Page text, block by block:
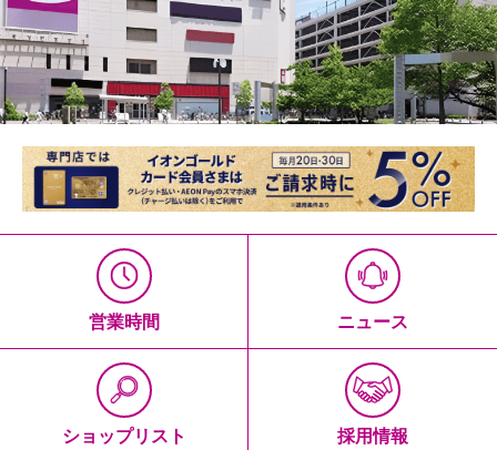
営業時間 ニュース
ショップリスト 採用情報